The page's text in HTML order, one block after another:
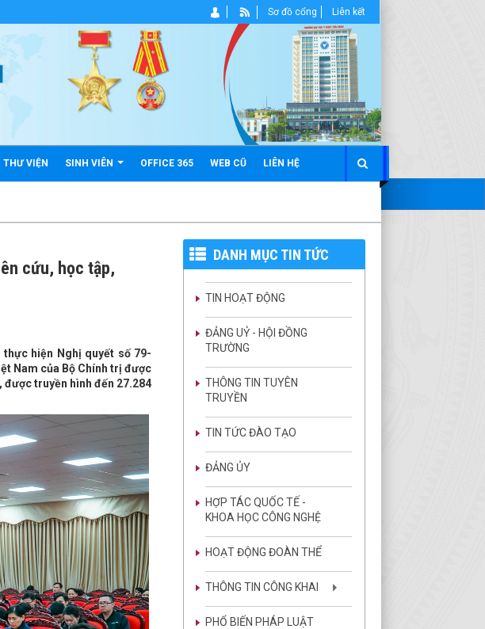
THƯ VIỆN SINH VIÊN OFFICE 365 WEB CŨ LIÊN HỆ
Sơ đồ cổng Liên kết
cứu, học tập,
hiện Nghị quyết số 79-
Nam của Bộ Chính trị được
truyền hình đến 27.284
DANH MỤC TIN TỨC
TIN HOẠT ĐỘNG
ĐẢNG UỶ - HỘI ĐỒNG
TRƯỜNG
THÔNG TIN TUYÊN
TRUYỀN
TIN TỨC ĐÀO TẠO
ĐẢNG ỦY
HỢP TÁC QUỐC TẾ -
KHOA HỌC CÔNG NGHỆ
HOẠT ĐỘNG ĐOÀN THỂ
THÔNG TIN CÔNG KHAI
PHỔ BIẾN PHÁP LUẬT